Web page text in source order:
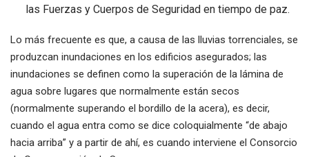
las Fuerzas y Cuerpos de Seguridad en tiempo de paz.
Lo más frecuente es que, a causa de las lluvias torrenciales, se
produzcan inundaciones en los edificios asegurados; las
inundaciones se definen como la superación de la lámina de
agua sobre lugares que normalmente están secos
(normalmente superando el bordillo de la acera), es decir,
cuando el agua entra como se dice coloquialmente “de abajo
hacia arriba” y a partir de ahí, es cuando interviene el Consorcio